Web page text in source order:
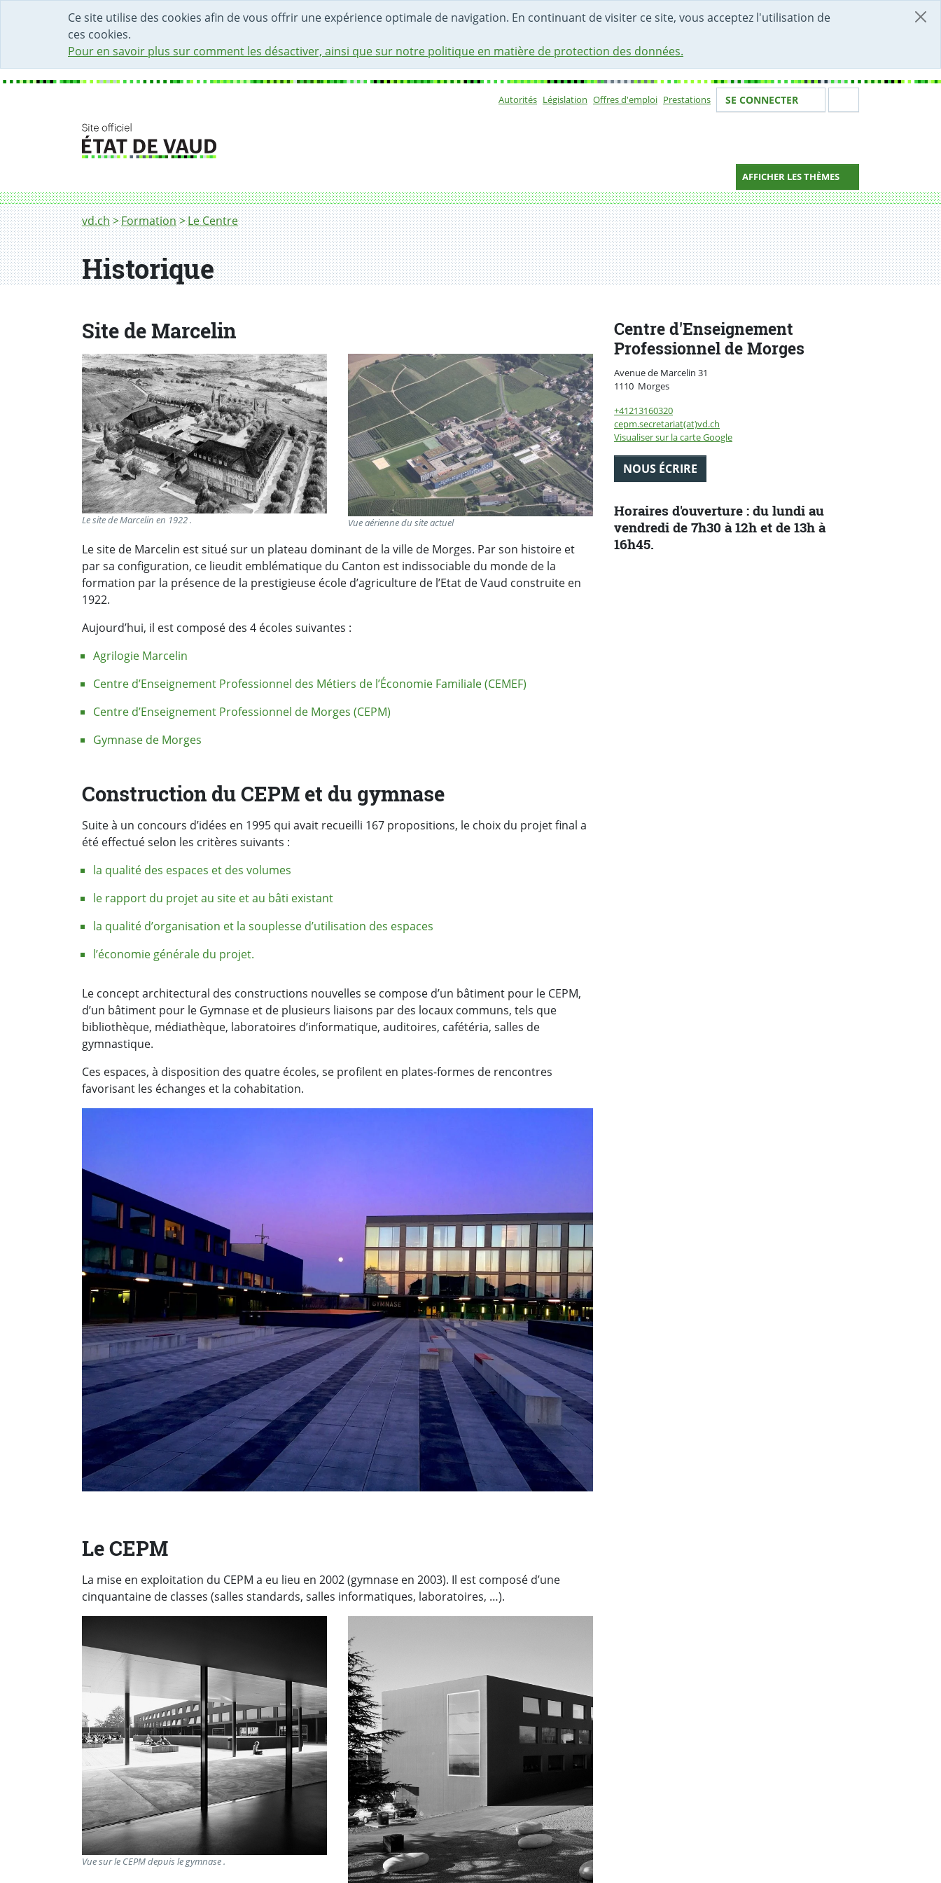
Ce site utilise des cookies afin de vous offrir une expérience optimale de navigation. En continuant de visiter ce site, vous acceptez l'utilisation de
ces cookies.
Pour en savoir plus sur comment les désactiver, ainsi que sur notre politique en matière de protection des données.
DÉBUT DU CONTENU DE LA PAGE
ACCÈS AU CHAMP DE RECHERCHE
PAGE D'ACCUEIL
FORMULAIRE DE CONTACT
Autorités Législation Offres d'emploi Prestations Votre identité
SE CONNECTER
AFFICHER LES THÈMES
Fil d'Ariane
vd.ch Formation Le Centre
Historique
Site de Marcelin
Le site de Marcelin en 1922 . Vue aérienne du site actuel
Le site de Marcelin est situé sur un plateau dominant de la ville de Morges. Par son histoire et
par sa configuration, ce lieudit emblématique du Canton est indissociable du monde de la
formation par la présence de la prestigieuse école d’agriculture de l’Etat de Vaud construite en
1922.
Aujourd’hui, il est composé des 4 écoles suivantes :
Agrilogie Marcelin
Centre d’Enseignement Professionnel des Métiers de l’Économie Familiale (CEMEF)
Centre d’Enseignement Professionnel de Morges (CEPM)
Gymnase de Morges
Construction du CEPM et du gymnase
Suite à un concours d’idées en 1995 qui avait recueilli 167 propositions, le choix du projet final a
été effectué selon les critères suivants :
la qualité des espaces et des volumes
le rapport du projet au site et au bâti existant
la qualité d’organisation et la souplesse d’utilisation des espaces
l’économie générale du projet.
Le concept architectural des constructions nouvelles se compose d’un bâtiment pour le CEPM,
d’un bâtiment pour le Gymnase et de plusieurs liaisons par des locaux communs, tels que
bibliothèque, médiathèque, laboratoires d’informatique, auditoires, cafétéria, salles de
gymnastique.
Ces espaces, à disposition des quatre écoles, se profilent en plates-formes de rencontres
favorisant les échanges et la cohabitation.
Le CEPM
La mise en exploitation du CEPM a eu lieu en 2002 (gymnase en 2003). Il est composé d’une
cinquantaine de classes (salles standards, salles informatiques, laboratoires, …).
Vue sur le CEPM depuis le gymnase .
Centre d'Enseignement
Professionnel de Morges
Avenue de Marcelin 31
1110 MorgesSuisse
+41213160320
cepm.secretariat(at)vd.ch
Visualiser sur la carte Google
NOUS ÉCRIRE
Horaires d'ouverture : du lundi au
vendredi de 7h30 à 12h et de 13h à
16h45.